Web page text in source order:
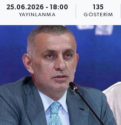
25.06.2026 - 18:00
YAYINLANMA
135
GÖSTERIM